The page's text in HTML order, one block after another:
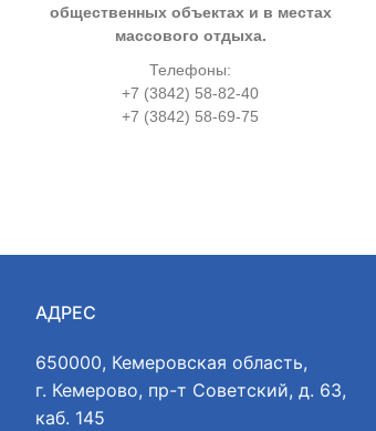
общественных объектах и в местах
массового отдыха.
Телефоны:
+7 (3842) 58-82-40
+7 (3842) 58-69-75
АДРЕС
650000, Кемеровская область,
г. Кемерово, пр-т Советский, д. 63,
каб. 145